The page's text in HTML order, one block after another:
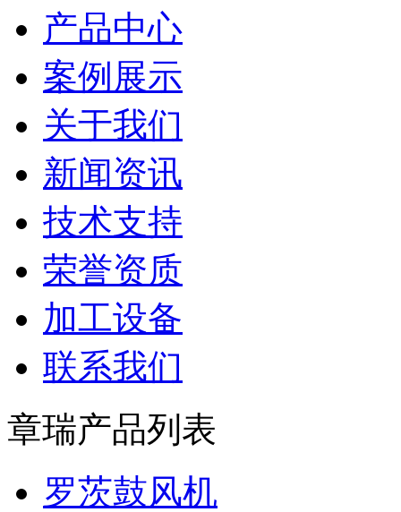
产品中心
案例展示
关于我们
新闻资讯
技术支持
荣誉资质
加工设备
联系我们
章瑞产品列表
罗茨鼓风机